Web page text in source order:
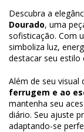
Descubra a
Dourado, uma
sofisticação. Com
simboliza luz,
destacar seu
Além de seu visual
ferrugem e ao
mantenha seu
diário. Seu ajuste
adaptando-se